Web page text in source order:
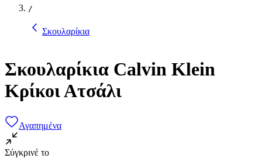
/
Σκουλαρίκια
Σκουλαρίκια Calvin Klein
Κρίκοι Ατσάλι
Αγαπημένα
Σύγκρινέ το